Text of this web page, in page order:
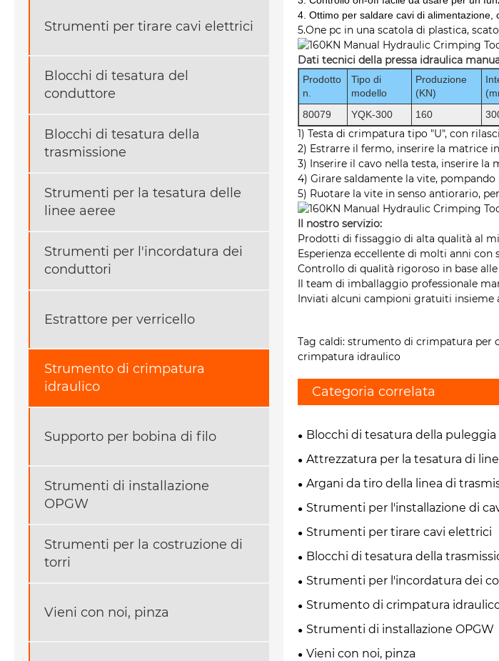
Strumenti per tirare cavi elettrici
Blocchi di tesatura del
conduttore
Blocchi di tesatura della
trasmissione
Strumenti per la tesatura delle
linee aeree
Strumenti per l'incordatura dei
conduttori
Estrattore per verricello
Strumento di crimpatura
idraulico
Supporto per bobina di filo
Strumenti di installazione
OPGW
Strumenti per la costruzione di
torri
Vieni con noi, pinza
4. Ottimo per saldare cavi di alimentazione,
5.One pc in una scatola di plastica,
Dati tecnici della pressa idraulica
Prodotto
n.
Tipo di
modello
Produzione
(KN)
80079
YQK-300 160
1) Testa di crimpatura tipo "U", con
2) Estrarre il fermo, inserire la matrice
3) Inserire il cavo nella testa, inserire
4) Girare saldamente la vite,
5) Ruotare la vite in senso antiorario,
Il nostro servizio:
Prodotti di fissaggio di alta qualità al
Esperienza eccellente di molti anni con
Controllo di qualità rigoroso in base
Il team di imballaggio professionale
Inviati alcuni campioni gratuiti insieme
Tag caldi: strumento di crimpatura
crimpatura idraulico
Categoria correlata
Blocchi di tesatura della
Attrezzatura per la tesatura di
Argani da tiro della linea di
Strumenti per l'installazione di
Strumenti per tirare cavi elettrici
Blocchi di tesatura della
Strumenti per l'incordatura dei
Strumento di crimpatura
Strumenti di installazione OPGW
Vieni con noi, pinza